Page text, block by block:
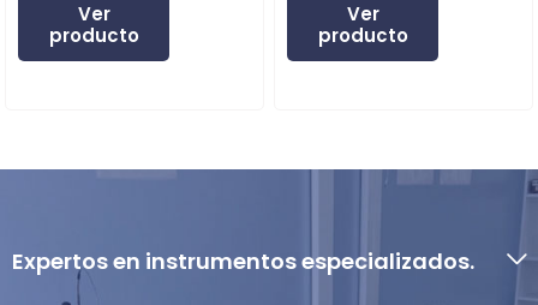
Ver
producto
Ver
producto
Expertos en instrumentos especializados.